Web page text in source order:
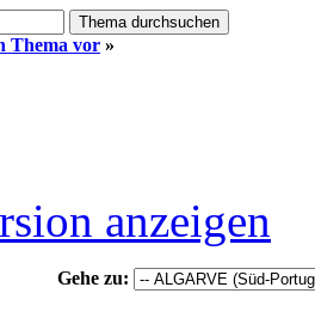
Thema vor »
anzeigen
Gehe zu: